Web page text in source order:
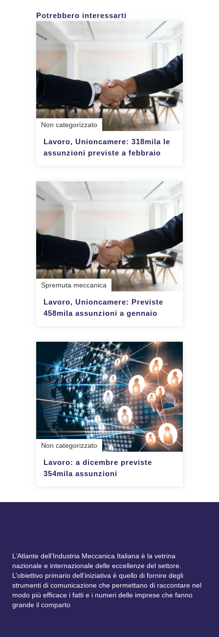
Potrebbero interessarti
Non categorizzato
Lavoro, Unioncamere: 318mila le
assunzioni previste a febbraio
Spremuta meccanica
Lavoro, Unioncamere: Previste
458mila assunzioni a gennaio
Non categorizzato
Lavoro: a dicembre previste
354mila assunzioni
L’Atlante dell’Industria Meccanica Italiana è la vetrina
nazionale e internazionale delle eccellenze del settore.
L’obiettivo primario dell’iniziativa è quello di fornire degli
strumenti di comunicazione che permettano di raccontare nel
modo più efficace i fatti e i numeri delle imprese che fanno
grande il comparto